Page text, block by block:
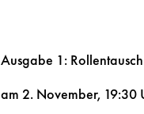
Ausgabe 1:
am 2. November, 19:30